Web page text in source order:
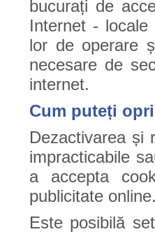
bucurați de
Internet -
lor de operare
necesare de
internet.
Cum puteți
Dezactivarea și
impracticabile
a accepta
publicitate
Este posibilă